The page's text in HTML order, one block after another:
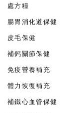
處方糧
腸胃消化道保健
皮毛保健
補鈣關節保健
免疫營養補充
體力恢復補充
補鐵心血管保健